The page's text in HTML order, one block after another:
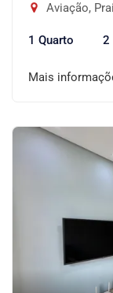
Aviação,
1 Quarto 2
Mais